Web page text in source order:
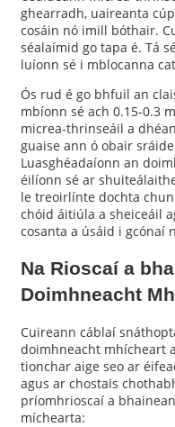
ghearradh, uaireanta
cosáin nó imill bóthair.
séalaímid go tapa é. Tá
luíonn sé i mblocanna
Ós rud é go bhfuil an
mbíonn sé ach 0.15-0.3
micrea-thrinseáil a
guaise ann ó obair
Luasghéadaíonn an
éilíonn sé ar
le treoirlínte dochta
chóid áitiúla a sheiceáil
cosanta a úsáid i gcónaí
Na Rioscaí a
Doimhneacht
Cuireann cáblaí
doimhneacht mhícheart
tionchar aige seo ar
agus ar chostais
príomhrioscaí a
míchearta: